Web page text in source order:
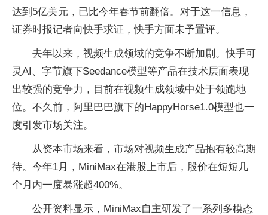
达到5亿美元，已比今年春节前翻倍。对于这一信息，
证券时报记者向快手求证，快手方面未予置评。
去年以来，视频生成领域的竞争不断加剧。快手可
灵AI、字节旗下Seedance模型等产品在技术层面表现
出较强的竞争力，目前在视频生成领域中处于领跑地
位。不久前，阿里巴巴旗下的HappyHorse1.0模型也一
度引发市场关注。
从资本市场来看，市场对视频生成产品抱有较高期
待。今年1月，MiniMax在港股上市后，股价在短短几
个月内一度暴涨超400%。
公开资料显示，MiniMax自主研发了一系列多模态